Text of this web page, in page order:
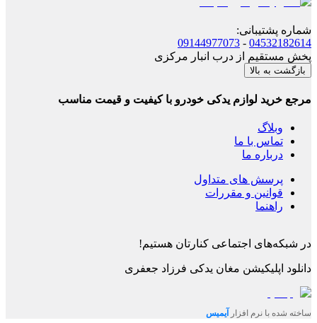
شماره پشتیبانی:
04532182614
-
09144977073
پخش مستقیم از درب انبار مرکزی
بازگشت به بالا
مرجع خرید لوازم یدکی خودرو با کیفیت و قیمت مناسب
وبلاگ
تماس با ما
درباره ما
پرسش های متداول
قوانین و مقررات
راهنما
در شبکه‌های اجتماعی کنارتان هستیم!
دانلود اپلیکیشن مغان یدکی فرزاد جعفری
ساخته شده با نرم افزار آیمیس